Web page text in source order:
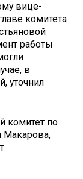
вице-
комитета
работы
в
уточнил
комитет по
Макарова,